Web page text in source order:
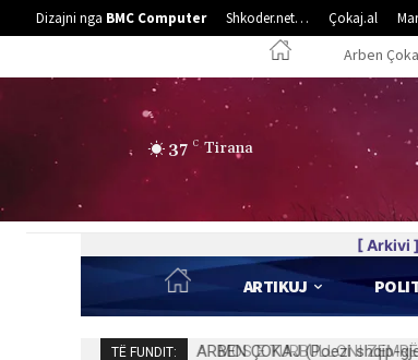
Dizajni nga BMC Computer Shkoder.net… Çokaj.al
Arben
37 C Tirana
[ Arkivi ]
ARTIKUJ
TË FUNDIT: MOS E TURBULLONI